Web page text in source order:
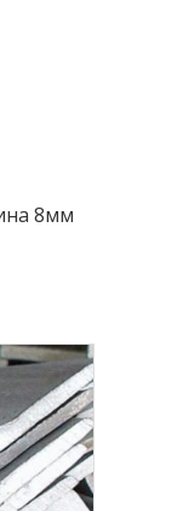
8мм